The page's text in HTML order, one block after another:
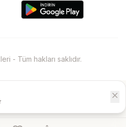
- Tüm hakları saklıdır.
close